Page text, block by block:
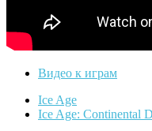
Видео к играм
Ice Age
Ice Age: Continental